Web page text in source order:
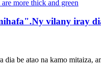
vilany iray
be atao na kamo mitaiza,